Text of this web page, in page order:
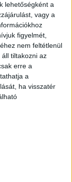
lehetőségként a
vagy a
figyelmét,
nem feltétlenül
tiltakozni az
erre a
a
ha visszatér